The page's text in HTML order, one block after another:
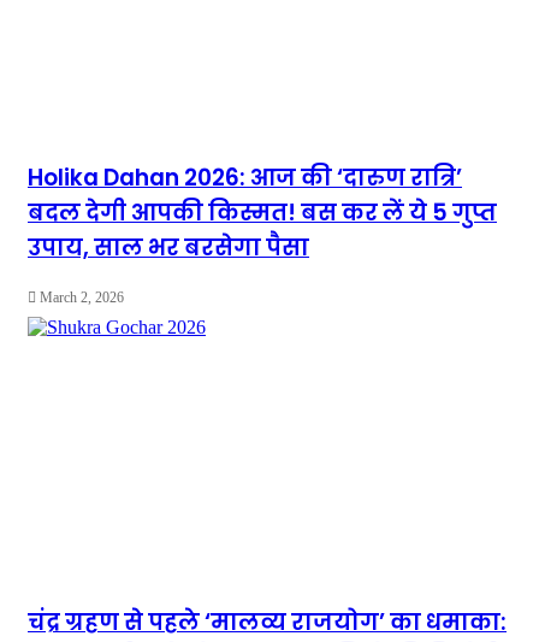
Holika Dahan 2026: आज की ‘दारुण रात्रि’
बदल देगी आपकी किस्मत! बस कर लें ये 5 गुप्त
उपाय, साल भर बरसेगा पैसा
March 2, 2026
चंद्र ग्रहण से पहले ‘मालव्य राजयोग’ का धमाका: